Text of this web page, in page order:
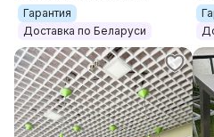
Гарантия
Доставка по Беларуси